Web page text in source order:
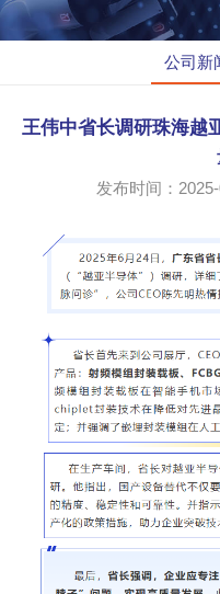
公司新
王伟中省长调研珠海越
发布时间：